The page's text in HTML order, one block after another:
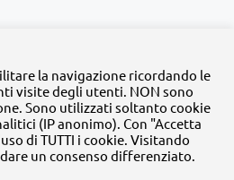
Tutti i diritti riservati | MyFpm è un
Fondazione Palazzo Magnani
la navigazione ricordando le
visite degli utenti. NON sono
Sono utilizzati soltanto cookie
(IP anonimo). Con "Accetta
di TUTTI i cookie. Visitando
un consenso differenziato.